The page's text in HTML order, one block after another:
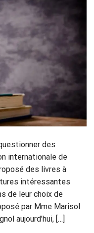
des
internationale de
des livres à
intéressantes
de leur choix de
par Mme Marisol
aujourd’hui, […]